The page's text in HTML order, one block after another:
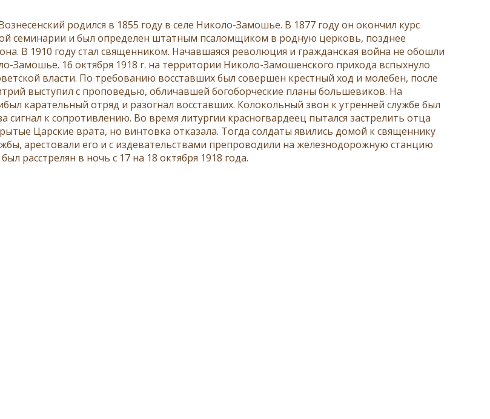
родился в 1855 году в селе Николо-Замошье. В 1877 году он окончил курс
семинарии и был определен штатным псаломщиком в родную церковь, позднее
В 1910 году стал священником. Начавшаяся революция и гражданская война не обошли
Замошье. 16 октября 1918 г. на территории Николо-Замошенского прихода вспыхнуло
власти. По требованию восставших был совершен крестный ход и молебен, после
выступил с проповедью, обличавшей богоборческие планы большевиков. На
карательный отряд и разогнал восставших. Колокольный звон к утренней службе был
сигнал к сопротивлению. Во время литургии красногвардеец пытался застрелить отца
Царские врата, но винтовка отказала. Тогда солдаты явились домой к священнику
арестовали его и с издевательствами препроводили на железнодорожную станцию
расстрелян в ночь с 17 на 18 октября 1918 года.